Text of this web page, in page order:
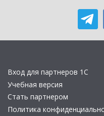
Вход для партнеров 1С
Учебная версия
Стать партнером
Политика